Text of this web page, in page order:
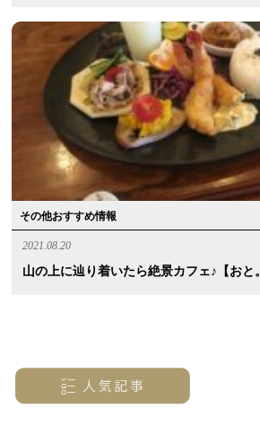
その他おすすめ情報
2021.08.20
山の上に辿り着いたら絶景カフェ♪【おと